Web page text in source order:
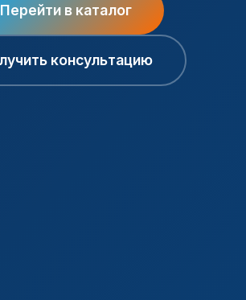
Перейти в каталог
консультацию